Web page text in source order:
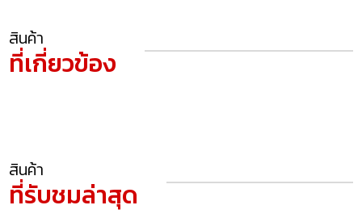
สินค้า
ที่เกี่ยวข้อง
สินค้า
ที่รับชมล่าสุด